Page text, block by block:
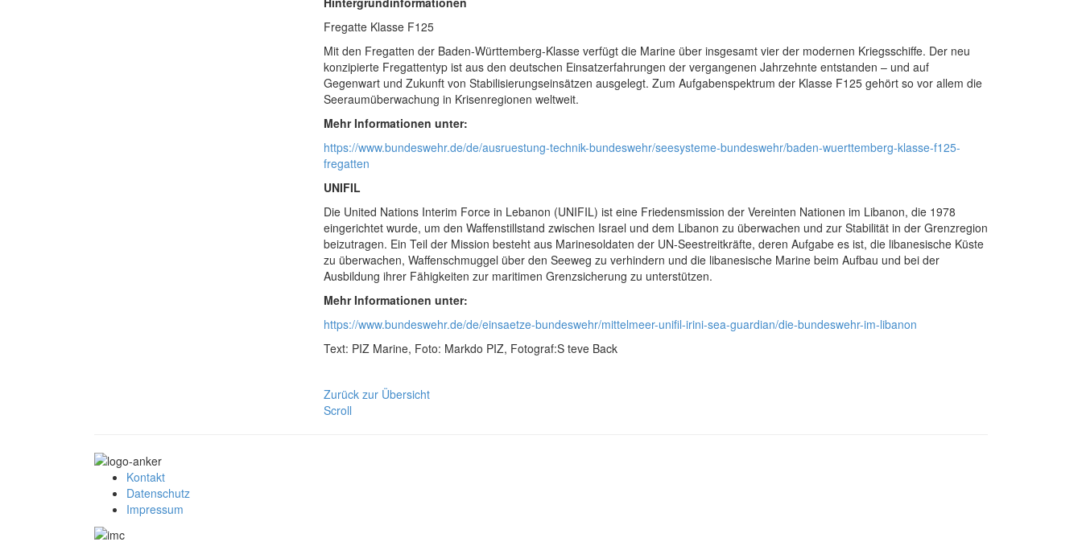
Fregatte Klasse F125
Mit den Fregatten der Baden-Württemberg-Klasse verfügt die Marine über insgesamt vier der modernen Kriegsschiffe. Der neu
konzipierte Fregattentyp ist aus den deutschen Einsatzerfahrungen der vergangenen Jahrzehnte entstanden – und auf
Gegenwart und Zukunft von Stabilisierungseinsätzen ausgelegt. Zum Aufgabenspektrum der Klasse F125 gehört so vor allem die
Seeraumüberwachung in Krisenregionen weltweit.
Mehr Informationen unter:
https://www.bundeswehr.de/de/ausruestung-technik-bundeswehr/seesysteme-bundeswehr/baden-wuerttemberg-klasse-f125-
fregatten
UNIFIL
Die United Nations Interim Force in Lebanon (UNIFIL) ist eine Friedensmission der Vereinten Nationen im Libanon, die 1978
eingerichtet wurde, um den Waffenstillstand zwischen Israel und dem Libanon zu überwachen und zur Stabilität in der Grenzregion
beizutragen. Ein Teil der Mission besteht aus Marinesoldaten der UN-Seestreitkräfte, deren Aufgabe es ist, die libanesische Küste
zu überwachen, Waffenschmuggel über den Seeweg zu verhindern und die libanesische Marine beim Aufbau und bei der
Ausbildung ihrer Fähigkeiten zur maritimen Grenzsicherung zu unterstützen.
Mehr Informationen unter:
https://www.bundeswehr.de/de/einsaetze-bundeswehr/mittelmeer-unifil-irini-sea-guardian/die-bundeswehr-im-libanon
Text: PIZ Marine, Foto: Markdo PIZ, Fotograf:S teve Back
Zurück zur Übersicht
Scroll
Kontakt
Datenschutz
Impressum